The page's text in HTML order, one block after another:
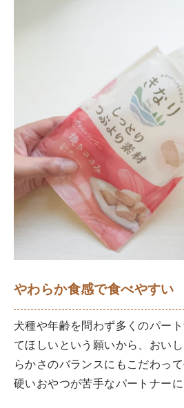
やわらか食感で食べやすい
犬種や年齢を問わず多くのパー
てほしいという願いから、おい
らかさのバランスにもこだわって
硬いおやつが苦手なパートナーに